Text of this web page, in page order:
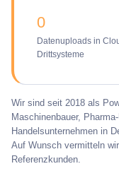
0
Datenuploads in
Drittsysteme
Wir sind seit 2018 als
Maschinenbauer,
Handelsunternehmen in
Auf Wunsch vermitteln
Referenzkunden.